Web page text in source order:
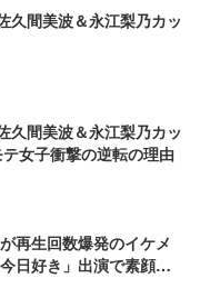
久間美波＆永江梨乃カッ
久間美波＆永江梨乃カッ
女子衝撃の逆転の理由
再生回数爆発のイケメ
日好き」出演で素顔に